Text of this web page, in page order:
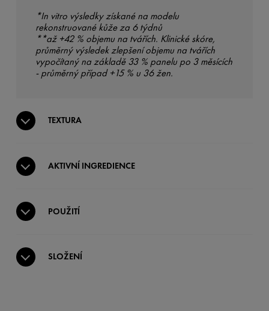
*In vitro výsledky získané na modelu
rekonstruované kůže za 6 týdnů
**až +42 % objemu na tvářích. Klinické skóre,
průměrný výsledek zlepšení objemu na tvářích
vypočítaný na základě 33 % panelu po 3 měsících
- průměrný případ +15 % u 36 žen.
TEXTURA
AKTIVNÍ INGREDIENCE
POUŽITÍ
SLOŽENÍ